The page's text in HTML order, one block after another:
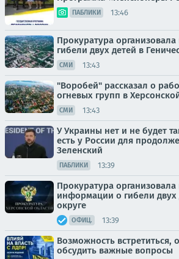
ПАБЛИКИ 13:46
Прокуратура
гибели двух детей в
СМИ 13:43
"Воробей" рассказал о
огневых групп в
СМИ 13:43
У Украины нет и не будет
есть у России для
Зеленский
ПАБЛИКИ 13:39
Прокуратура
информации о гибели двух
округе
ОФИЦ. 13:39
Возможность встретиться,
обсудить важные вопросы